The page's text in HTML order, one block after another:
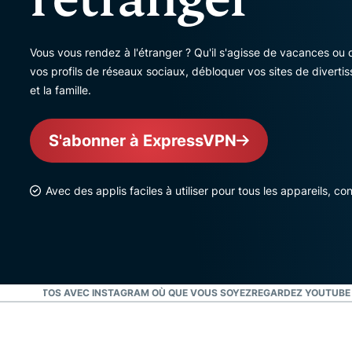
Vous vous rendez à l'étranger ? Qu'il s'agisse de vacances
vos profils de réseaux sociaux, débloquer vos sites de
et la famille.
S'abonner à ExpressVPN
Avec des applis faciles à utiliser pour tous les appareils,
PHOTOS AVEC INSTAGRAM OÙ QUE VOUS SOYEZREGARDEZ